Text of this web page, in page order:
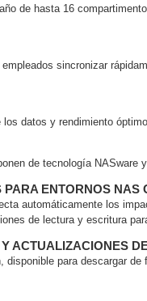
(Portátiles)Cámaras
de hasta 16
sincronizar
los datos y rendimiento
de tecnología
ENTORNOS
automáticamente los
de lectura y escritura
ACTUALIZACIONES
disponible para descargar